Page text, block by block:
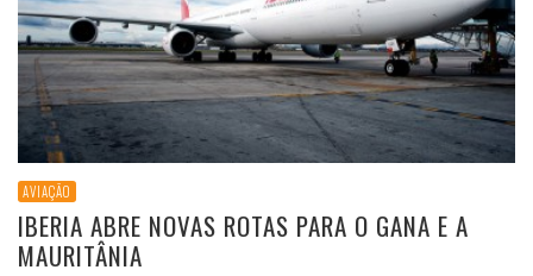
AVIAÇÃO
IBERIA ABRE NOVAS ROTAS PARA O GANA E A
MAURITÂNIA